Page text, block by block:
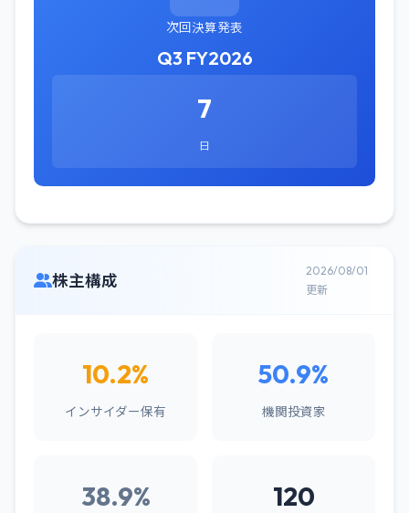
次回決算発表
Q3 FY2026
7
日
株主構成
2026/08/01
更新
10.2%
インサイダー保有
50.9%
機関投資家
38.9% 120